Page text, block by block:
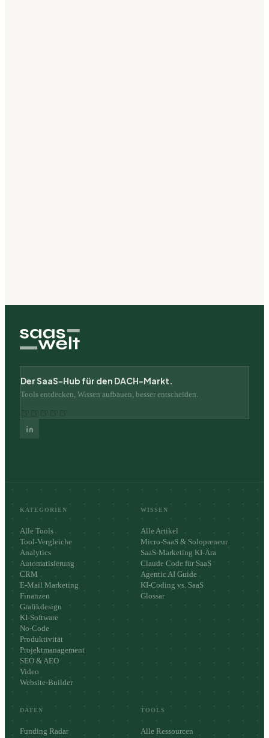
Der SaaS-Hub für den DACH-Markt.
Tools entdecken, Wissen aufbauen, besser entscheiden.
KATEGORIEN
Alle Tools
Tool-Vergleiche
Analytics
Automatisierung
CRM
E-Mail Marketing
Finanzen
Grafikdesign
KI-Software
No-Code
Produktivität
Projektmanagement
SEO & AEO
Video
Website-Builder
WISSEN
Alle Artikel
Micro-SaaS & Solopreneur
SaaS-Marketing KI-Ära
Claude Code für SaaS
Agentic AI Guide
KI-Coding vs. SaaS
Glossar
DATEN
Funding Radar
TOOLS
Alle Ressourcen